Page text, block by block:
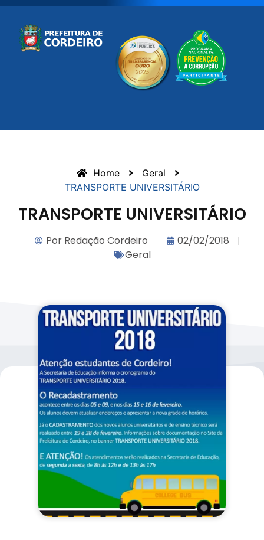
Home
Geral
TRANSPORTE UNIVERSITÁRIO
TRANSPORTE UNIVERSITÁRIO
PorRedação Cordeiro
02/02/2018
Geral